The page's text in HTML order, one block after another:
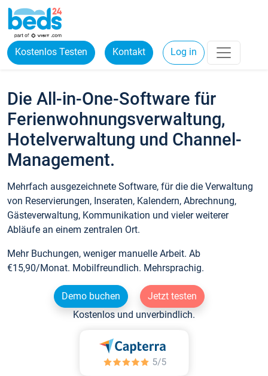
Kostenlos Testen Kontakt Log in
Die All-in-One-Software für
Ferienwohnungsverwaltung,
Hotelverwaltung und Channel-
Management.
Mehrfach ausgezeichnete Software, für die die Verwaltung
von Reservierungen, Inseraten, Kalendern, Abrechnung,
Gästeverwaltung, Kommunikation und vieler weiterer
Abläufe an einem zentralen Ort.
Mehr Buchungen, weniger manuelle Arbeit. Ab
€15,90/Monat. Mobilfreundlich. Mehrsprachig.
Demo buchen
Jetzt testen
Kostenlos und unverbindlich.